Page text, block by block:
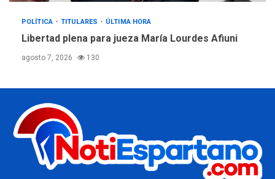
POLÍTICA TITULARES ÚLTIMA HORA
Libertad plena para jueza María Lourdes Afiuni
agosto 7, 2026 130